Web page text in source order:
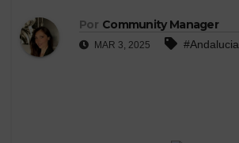
Por Community Manager
MAR 3, 2025 #Andalucia